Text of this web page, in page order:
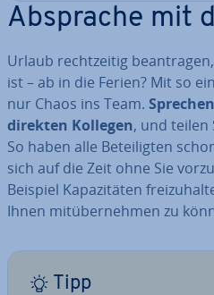
Absprache mit
Urlaub recht­zei­tig
ist – ab in die Ferien? Mit so
nur Chaos ins Team.
direkten Kollegen, und teilen
So haben alle Be­tei­lig­ten
sich auf die Zeit ohne Sie
Beispiel Ka­pa­zi­tä­ten
Ihnen mit­über­neh­men zu
Tipp